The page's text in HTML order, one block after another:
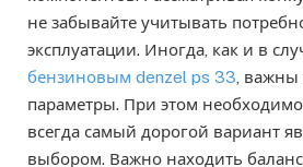
не забывайте учитывать
эксплуатации. Иногда, как и в
бензиновым denzel ps 33 ,
параметры. При этом
всегда самый дорогой вариант
выбором. Важно находить